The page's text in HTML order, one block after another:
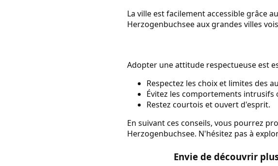
La ville est facilement accessible grâce
Herzogenbuchsee aux grandes villes
Adopter une attitude respectueuse est
Respectez les choix et limites des
Évitez les comportements intrusifs
Restez courtois et ouvert d'esprit.
En suivant ces conseils, vous pourrez
Herzogenbuchsee. N'hésitez pas à
Envie de découvrir